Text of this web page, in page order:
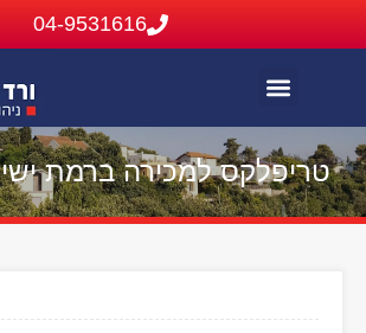
04-9531616
טריפלקס למכירה ברמת ישי